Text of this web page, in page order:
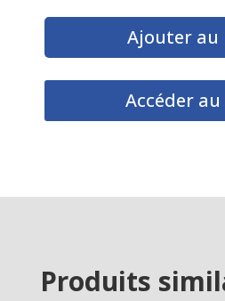
Ajouter au
Accéder
Produits